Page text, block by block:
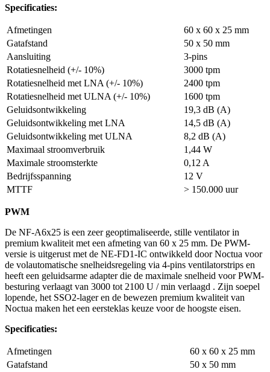
Specificaties:
Afmetingen
60 x 60 x 25 mm
Gatafstand
50 x 50 mm
Aansluiting
3-pins
Rotatiesnelheid (+/- 10%)
3000 tpm
Rotatiesnelheid met LNA (+/- 10%)
2400 tpm
Rotatiesnelheid met ULNA (+/- 10%)
1600 tpm
Geluidsontwikkeling
19,3 dB (A)
Geluidsontwikkeling met LNA
14,5 dB (A)
Geluidsontwikkeling met ULNA
8,2 dB (A)
Maximaal stroomverbruik
1,44 W
Maximale stroomsterkte
0,12 A
Bedrijfsspanning
12 V
MTTF
> 150.000 uur
PWM
De NF-A6x25 is een zeer geoptimaliseerde, stille ventilator in
premium kwaliteit met een afmeting van 60 x 25 mm. De PWM-
versie is uitgerust met de NE-FD1-IC ontwikkeld door Noctua voor
de volautomatische snelheidsregeling via 4-pins ventilatorstrips en
heeft een geluidsarme adapter die de maximale snelheid voor PWM-
besturing verlaagt van 3000 tot 2100 U / min verlaagd . Zijn soepel
lopende, het SSO2-lager en de bewezen premium kwaliteit van
Noctua maken het een eersteklas keuze voor de hoogste eisen.
Specificaties:
Afmetingen
60 x 60 x 25 mm
Gatafstand
50 x 50 mm